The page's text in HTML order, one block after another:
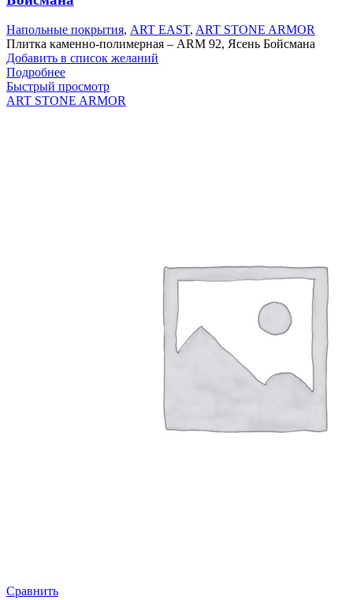
Напольные покрытия, ART EAST, ART STONE ARMOR
Плитка каменно-полимерная – ARM 92, Ясень Бойсмана
Добавить в список желаний
Подробнее
Быстрый просмотр
ART STONE ARMOR
Сравнить